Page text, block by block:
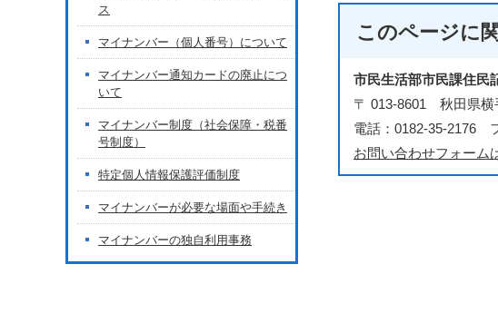
このページに
市民生活部市民課住民
〒 013-8601 秋田県横
電話：0182-35-2176
お問い合わせフォーム
ス
マイナンバー（個人番号）について
マイナンバー通知カードの廃止につ
いて
マイナンバー制度（社会保障・税番
号制度）
特定個人情報保護評価制度
マイナンバーが必要な場面や手続き
マイナンバーの独自利用事務